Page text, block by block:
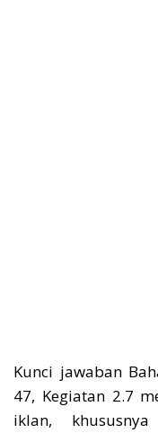
Kunci jawaban
47, Kegiatan 2.7
iklan,